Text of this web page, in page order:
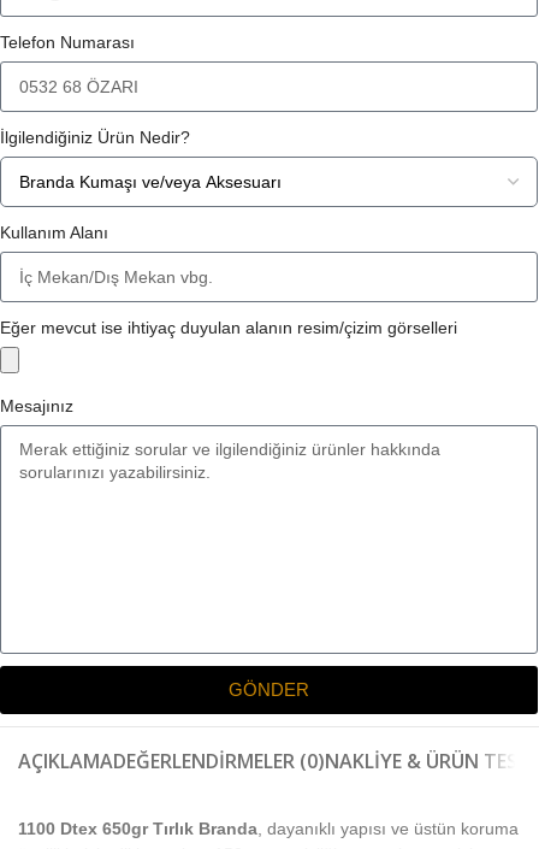
Telefon Numarası
İlgilendiğiniz Ürün Nedir?
Kullanım Alanı
Eğer mevcut ise ihtiyaç duyulan alanın resim/çizim görselleri
Mesajınız
GÖNDER
AÇIKLAMADEĞERLENDIRMELER (0)NAKLIYE & ÜRÜN
1100 Dtex 650gr Tırlık Branda , dayanıklı yapısı ve üstün koruma